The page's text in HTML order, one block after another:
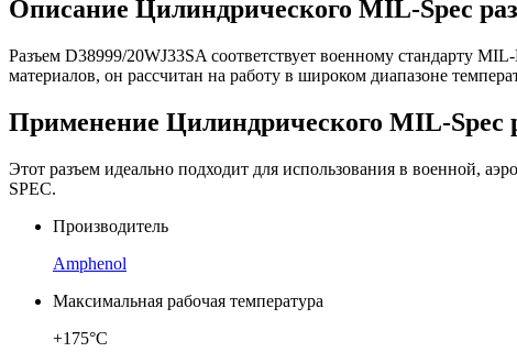
Описание Цилиндрического MIL-Spec
Разъем D38999/20WJ33SA соответствует военному стандарту
материалов, он рассчитан на работу в широком диапазоне
Применение Цилиндрического MIL-Spec
Этот разъем идеально подходит для использования в военной,
SPEC.
Производитель
Amphenol
Максимальная рабочая температура
+175°C